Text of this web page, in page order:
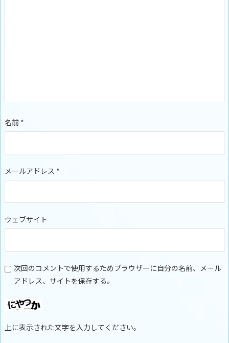
名前 *
メールアドレス *
ウェブサイト
次回のコメントで使用するためブラウザーに自分の名前、メール
アドレス、サイトを保存する。
上に表示された文字を入力してください。